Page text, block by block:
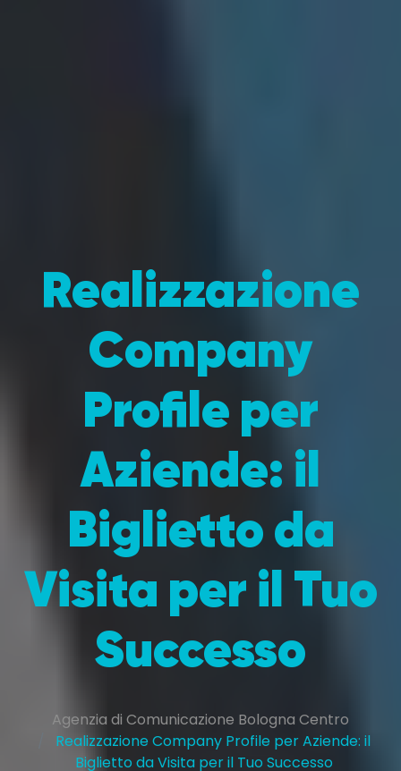
Realizzazione
Company
Profile per
Aziende: il
Biglietto da
Visita per il Tuo
Successo
Agenzia di Comunicazione Bologna Centro
Realizzazione Company Profile per Aziende: il
Biglietto da Visita per il Tuo Successo